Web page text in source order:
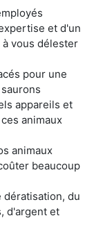
et d'un
vous délester
pour une
appareils et
animaux
animaux
beaucoup
dératisation, du
d'argent et